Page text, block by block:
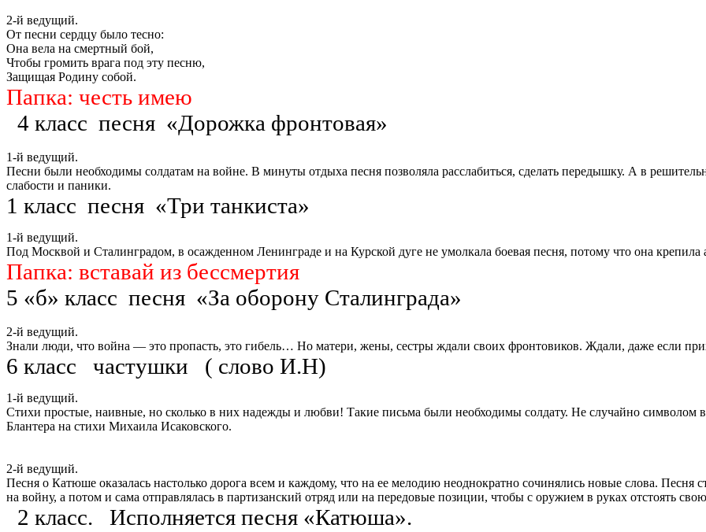
2-й ведущий.
От песни сердцу было тесно:
Она вела на смертный бой,
Чтобы громить врага под эту песню,
Защищая Родину собой.
Папка: честь имею
4 класс песня «Дорожка фронтовая»
1-й ведущий.
Песни были необходимы солдатам на войне. В минуты отдыха песня позволяла расслабиться, сделать передышку. А в
слабости и паники.
1 класс песня «Три танкиста»
1-й ведущий.
Под Москвой и Сталинградом, в осажденном Ленинграде и на Курской дуге не умолкала боевая песня, потому что она
Папка: вставай из бессмертия
5 «б» класс песня «За оборону Сталинграда»
2-й ведущий.
Знали люди, что война — это пропасть, это гибель… Но матери, жены, сестры ждали своих фронтовиков. Ждали, даже если
6 класс частушки ( слово И.Н)
1-й ведущий.
Стихи простые, наивные, но сколько в них надежды и любви! Такие письма были необходимы солдату. Не случайно символом
Блантера на стихи Михаила Исаковского.
2-й ведущий.
Песня о Катюше оказалась настолько дорога всем и каждому, что на ее мелодию неоднократно сочинялись новые слова.
на войну, а потом и сама отправлялась в партизанский отряд или на передовые позиции, чтобы с оружием в руках отстоять
2 класс. Исполняется песня «Катюша».